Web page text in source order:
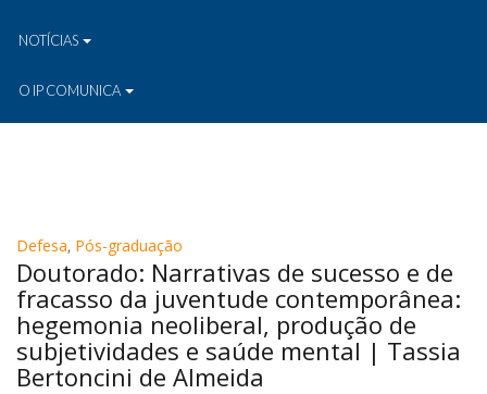
NOTÍCIAS
O IP COMUNICA
Defesa, Pós-graduação
Doutorado: Narrativas de sucesso e de
fracasso da juventude contemporânea:
hegemonia neoliberal, produção de
subjetividades e saúde mental | Tassia
Bertoncini de Almeida